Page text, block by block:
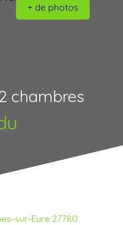
+ de photos
chambres
sur-Eure 27780